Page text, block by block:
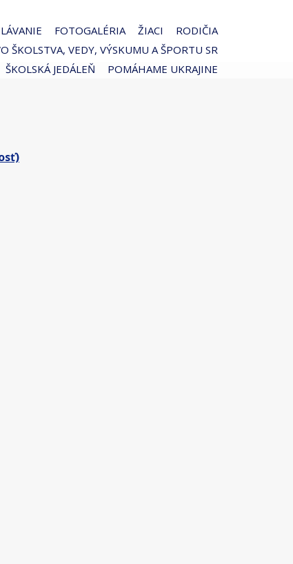
FOTOGALÉRIA ŽIACI
RODIČIA
ŠKOLSTVA, VEDY, VÝSKUMU A ŠPORTU SR
ŠKOLSKÁ JEDÁLEŇ
POMÁHAME UKRAJINE